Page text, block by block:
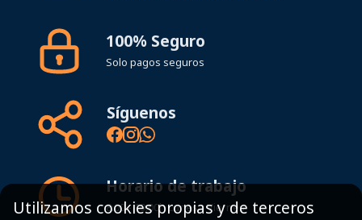
100% Seguro
Solo pagos seguros
Síguenos
Horario de trabajo
8:00 - 19:00h Lunes - Viernes
Utilizamos cookies propias y de terceros